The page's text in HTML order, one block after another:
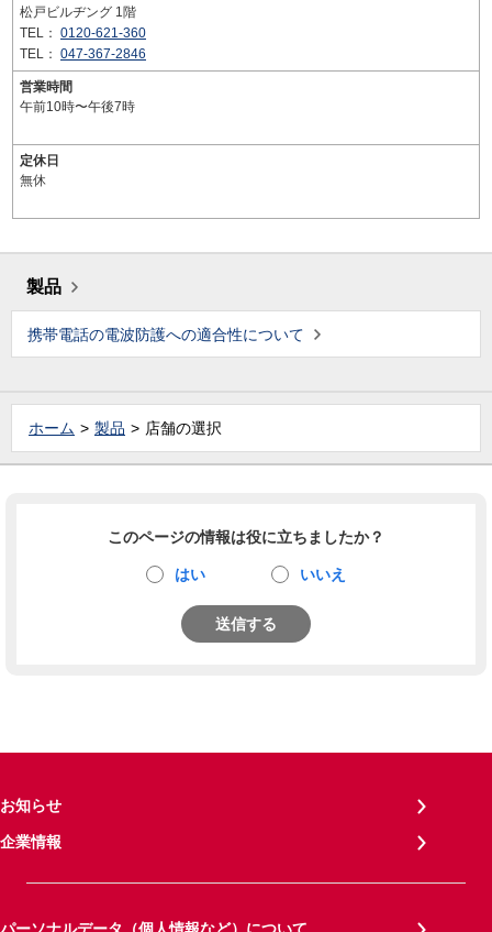
松戸ビルヂング 1階
TEL： 0120-621-360
TEL： 047-367-2846
営業時間
午前10時〜午後7時
定休日
無休
製品
携帯電話の電波防護への適合性について
ホーム 製品 店舗の選択
このページの情報は役に立ちましたか？
はい いいえ
送信する
お知らせ
企業情報